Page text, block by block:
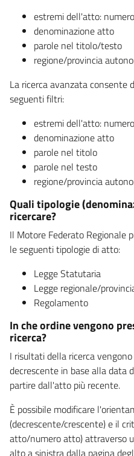
estremi dell'atto:
denominazione atto
parole nel titolo/testo
regione/provincia
La ricerca avanzata consente
seguenti filtri:
estremi dell'atto:
denominazione atto
parole nel titolo
parole nel testo
regione/provincia
Quali tipologie
ricercare?
Il Motore Federato Regionale
le seguenti tipologie di atto:
Legge Statutaria
Legge regionale/
Regolamento
In che ordine vengono
ricerca?
I risultati della ricerca
decrescente in base alla data
partire dall'atto più recente.
È possibile modificare
(decrescente/crescente) e il
atto/numero atto) attraverso
alto a sinistra dalla pagina